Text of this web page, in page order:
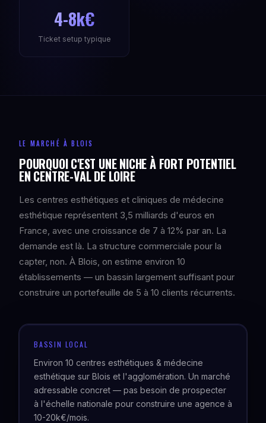
4-8k€
Ticket setup typique
LE MARCHÉ À BLOIS
POURQUOI C'EST UNE NICHE À FORT POTENTIEL
EN CENTRE-VAL DE LOIRE
Les centres esthétiques et cliniques de médecine
esthétique représentent 3,5 milliards d'euros en
France, avec une croissance de 7 à 12% par an. La
demande est là. La structure commerciale pour la
capter, non. À Blois, on estime environ 10
établissements — un bassin largement suffisant pour
construire un portefeuille de 5 à 10 clients récurrents.
BASSIN LOCAL
Environ 10 centres esthétiques & médecine
esthétique sur Blois et l'agglomération. Un marché
adressable concret — pas besoin de prospecter
à l'échelle nationale pour construire une agence à
10-20k€/mois.